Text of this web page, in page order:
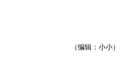
（编辑：小小）